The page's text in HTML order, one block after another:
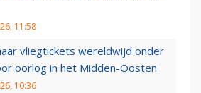
11:58
vliegtickets wereldwijd onder
oorlog in het Midden-Oosten
10:36